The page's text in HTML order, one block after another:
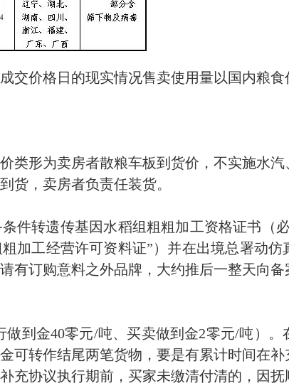
交价格日的现实情况售卖使用量以国内粮
类形为卖房者散粮车板到货价，不实施水
货，卖房者负责任装货。
件转遗传基因水稻组粗粗加工资格证书（
加工经营许可资料证”）并在出境总署动仿
有订购意料之外品牌，大约推后一整天向
到金40零元/吨、买卖做到金2零元/吨）
可转作结尾两笔货物，要是有累计时间在
充协议执行期前，买家未缴清付清的，因